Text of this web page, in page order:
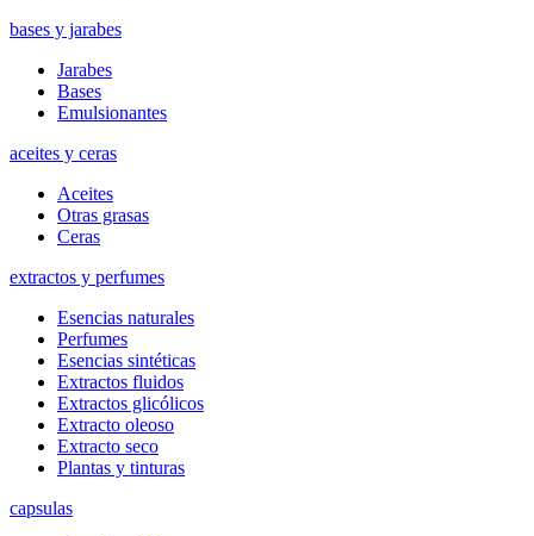
bases y jarabes
Jarabes
Bases
Emulsionantes
aceites y ceras
Aceites
Otras grasas
Ceras
extractos y perfumes
Esencias naturales
Perfumes
Esencias sintéticas
Extractos fluidos
Extractos glicólicos
Extracto oleoso
Extracto seco
Plantas y tinturas
capsulas